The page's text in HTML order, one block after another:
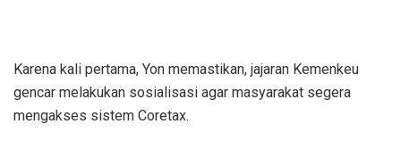
Karena kali pertama, Yon memastikan, jajaran Kemenkeu
gencar melakukan sosialisasi agar masyarakat segera
mengakses sistem Coretax.